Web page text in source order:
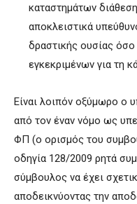
καταστημάτων
αποκλειστικά
δραστικής ουσίας
εγκεκριμένων για τη
Είναι λοιπόν οξύμωρο ο
από τον έναν νόμο ως
ΦΠ (ο ορισμός του
οδηγία 128/2009 ρητά
σύμβουλος να έχει
αποδεικνύοντας την